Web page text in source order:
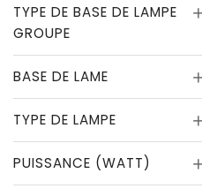
TYPE DE BASE DE LAMPE
GROUPE
BASE DE LAME
TYPE DE LAMPE
PUISSANCE (WATT)